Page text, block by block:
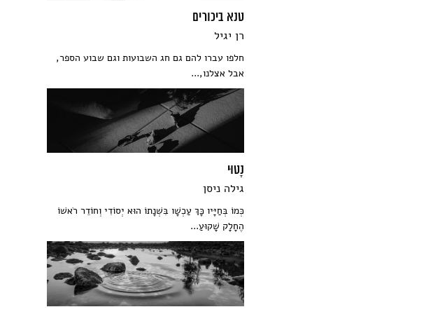
טנא ביכורים
רן יגיל
חלפו עברו להם גם חג השבועות וגם שבוע הספר,
אבל אצלנו,...
נָטוּי
גילה ניסן
כְּמוֹ בְּחַיָּיו כָּךְ עַכְשָׁו בִּשְׁנָתוֹ הוּא יְסוֹדִי וְחוֹדֵר רֹאשׁוֹ
הֶחָלָק שָׁקוּעַ...